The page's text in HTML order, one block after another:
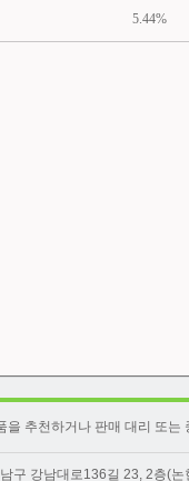
5.44%
을 추천하거나 판매 대리 또는
강남대로136길 23, 2층(논